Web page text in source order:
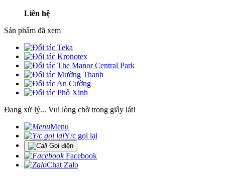
Liên hệ
Sản phẩm đã xem
Đang xử lý... Vui lòng chờ trong giây lát!
Menu
Y/c gọi lại
Gọi điện
Facebook
Chat Zalo